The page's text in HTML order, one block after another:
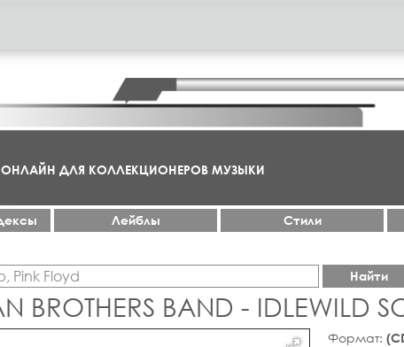
ОНЛАЙН ДЛЯ КОЛЛЕКЦИОНЕРОВ МУЗЫКИ
Лейблы Стили
Найти
BROTHERS BAND - IDLEWILD
Формат: